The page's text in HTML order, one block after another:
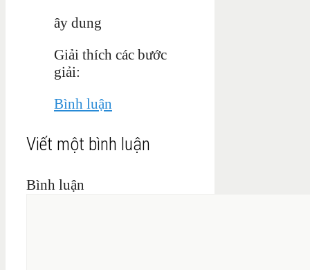
ây dung
Giải thích các bước
giải:
Bình luận
Viết một bình luận
Bình luận